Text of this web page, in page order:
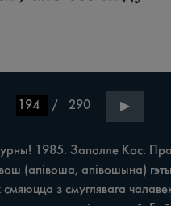
/ 290 ▶
1985. Заполле Кос. Пра
(апівоша, апівошына)
з смуглявага